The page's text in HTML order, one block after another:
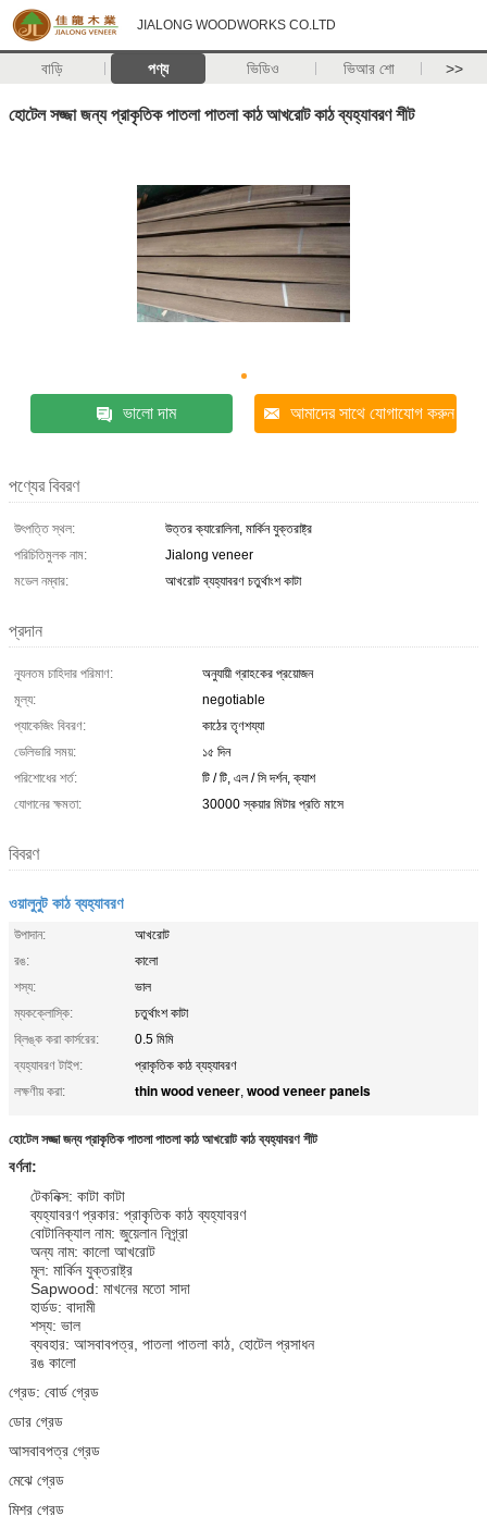
JIALONG WOODWORKS CO.LTD
বাড়ি পণ্য ভিডিও ভিআর শো >>
হোটেল সজ্জা জন্য প্রাকৃতিক পাতলা পাতলা কাঠ আখরোট কাঠ ব্যহ্যাবরণ শীট
ভালো দাম আমাদের সাথে যোগাযোগ করুন
পণ্যের বিবরণ
উৎপত্তি স্থল:
উত্তর ক্যারোলিনা, মার্কিন যুক্তরাষ্ট্র
পরিচিতিমুলক নাম:
Jialong veneer
মডেল নম্বার:
আখরোট ব্যহ্যাবরণ চতুর্থাংশ কাটা
প্রদান
ন্যূনতম চাহিদার পরিমাণ:
অনুযায়ী গ্রাহকের প্রয়োজন
মূল্য:
negotiable
প্যাকেজিং বিবরণ:
কাঠের তৃণশয্যা
ডেলিভারি সময়:
১৫ দিন
পরিশোধের শর্ত:
টি / টি, এল / সি দর্শন, ক্যাশ
যোগানের ক্ষমতা:
30000 স্কয়ার মিটার প্রতি মাসে
বিবরণ
ওয়ালুনুট কাঠ ব্যহ্যাবরণ
উপাদান:
আখরোট
রঙ:
কালো
শস্য:
ভাল
ম্যকক্লোস্কি:
চতুর্থাংশ কাটা
ব্লিঙ্ক করা কার্সরের:
0.5 মিমি
ব্যহ্যাবরণ টাইপ:
প্রাকৃতিক কাঠ ব্যহ্যাবরণ
লক্ষণীয় করা:
thin wood veneer, wood veneer panels
হোটেল সজ্জা জন্য প্রাকৃতিক পাতলা পাতলা কাঠ আখরোট কাঠ ব্যহ্যাবরণ শীট
বর্ণনা:
টেকনিক্স: কাটা কাটা
ব্যহ্যাবরণ প্রকার: প্রাকৃতিক কাঠ ব্যহ্যাবরণ
বোটানিক্যাল নাম: জুয়েলান নিগ্র্রা
অন্য নাম: কালো আখরোট
মূল: মার্কিন যুক্তরাষ্ট্র
Sapwood: মাখনের মতো সাদা
হার্ডড: বাদামী
শস্য: ভাল
ব্যবহার: আসবাবপত্র, পাতলা পাতলা কাঠ, হোটেল প্রসাধন
রঙ কালো
গ্রেড: বোর্ড গ্রেড
ডোর গ্রেড
আসবাবপত্র গ্রেড
মেঝে গ্রেড
মিশ্র গ্রেড